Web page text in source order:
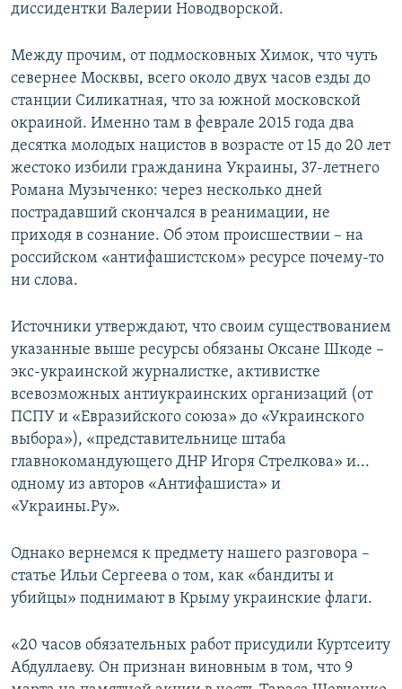
диссидентки Валерии Новодворской.
Между прочим, от подмосковных Химок, что чуть
севернее Москвы, всего около двух часов езды до
станции Силикатная, что за южной московской
окраиной. Именно там в феврале 2015 года два
десятка молодых нацистов в возрасте от 15 до 20 лет
жестоко избили гражданина Украины, 37-летнего
Романа Музыченко: через несколько дней
пострадавший скончался в реанимации, не
приходя в сознание. Об этом происшествии – на
российском «антифашистском» ресурсе почему-то
ни слова.
Источники утверждают, что своим существованием
указанные выше ресурсы обязаны Оксане Шкоде –
экс-украинской журналистке, активистке
всевозможных антиукраинских организаций (от
ПСПУ и «Евразийского союза» до «Украинского
выбора»), «представительнице штаба
главнокомандующего ДНР Игоря Стрелкова» и...
одному из авторов «Антифашиста» и
«Украины.Ру».
Однако вернемся к предмету нашего разговора –
статье Ильи Сергеева о том, как «бандиты и
убийцы» поднимают в Крыму украинские флаги.
«20 часов обязательных работ присудили Куртсеиту
Абдуллаеву. Он признан виновным в том, что 9